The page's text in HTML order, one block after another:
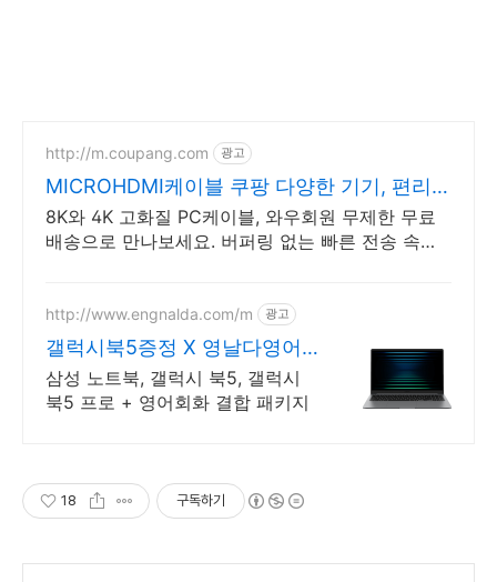
http://m.coupang.com 광고
MICROHDMI케이블 쿠팡 다양한 기기, 편리한
연결
8K와 4K 고화질 PC케이블, 와우회원 무제한 무료
배송으로 만나보세요. 버퍼링 없는 빠른 전송 속도
http://www.engnalda.com/m 광고
갤럭시북5증정 X 영날다영어
삼성 갤럭시북5 프로 신제품
삼성 노트북, 갤럭시 북5, 갤럭시
북5 프로 + 영어회화 결합 패키지
18 구독하기